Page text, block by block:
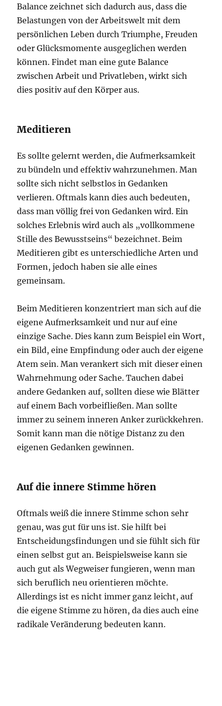
Balance zeichnet sich dadurch aus, dass die
Belastungen von der Arbeitswelt mit dem
persönlichen Leben durch Triumphe, Freuden
oder Glücksmomente ausgeglichen werden
können. Findet man eine gute Balance
zwischen Arbeit und Privatleben, wirkt sich
dies positiv auf den Körper aus.
Meditieren
Es sollte gelernt werden, die Aufmerksamkeit
zu bündeln und effektiv wahrzunehmen. Man
sollte sich nicht selbstlos in Gedanken
verlieren. Oftmals kann dies auch bedeuten,
dass man völlig frei von Gedanken wird. Ein
solches Erlebnis wird auch als „vollkommene
Stille des Bewusstseins“ bezeichnet. Beim
Meditieren gibt es unterschiedliche Arten und
Formen, jedoch haben sie alle eines
gemeinsam.
Beim Meditieren konzentriert man sich auf die
eigene Aufmerksamkeit und nur auf eine
einzige Sache. Dies kann zum Beispiel ein Wort,
ein Bild, eine Empfindung oder auch der eigene
Atem sein. Man verankert sich mit dieser einen
Wahrnehmung oder Sache. Tauchen dabei
andere Gedanken auf, sollten diese wie Blätter
auf einem Bach vorbeifließen. Man sollte
immer zu seinem inneren Anker zurückkehren.
Somit kann man die nötige Distanz zu den
eigenen Gedanken gewinnen.
Auf die innere Stimme hören
Oftmals weiß die innere Stimme schon sehr
genau, was gut für uns ist. Sie hilft bei
Entscheidungsfindungen und sie fühlt sich für
einen selbst gut an. Beispielsweise kann sie
auch gut als Wegweiser fungieren, wenn man
sich beruflich neu orientieren möchte.
Allerdings ist es nicht immer ganz leicht, auf
die eigene Stimme zu hören, da dies auch eine
radikale Veränderung bedeuten kann.